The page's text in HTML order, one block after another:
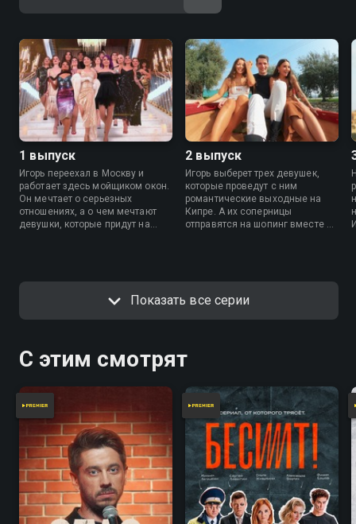
1 выпуск
Игорь переехал в Москву и
работает здесь мойщиком окон.
Он мечтает о серьезных
отношениях, а о чем мечтают
девушки, которые придут на
2 выпуск
Игорь выберет трех девушек,
которые проведут с ним
романтические выходные на
Кипре. А их соперницы
отправятся на шопинг вместе с
Показать все серии
С этим смотрят